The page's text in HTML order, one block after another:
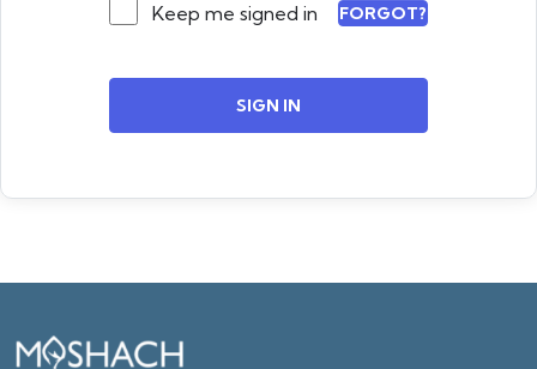
Keep me signed in FORGOT?
SIGN IN